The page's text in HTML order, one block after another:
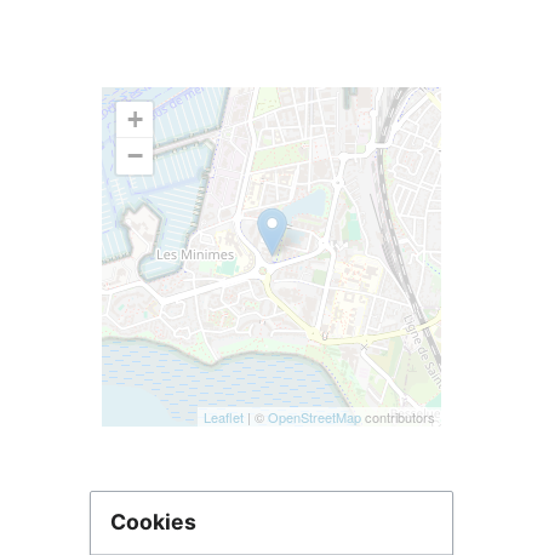
+
−
Leaflet | ©OpenStreetMapcontributors
Cookies